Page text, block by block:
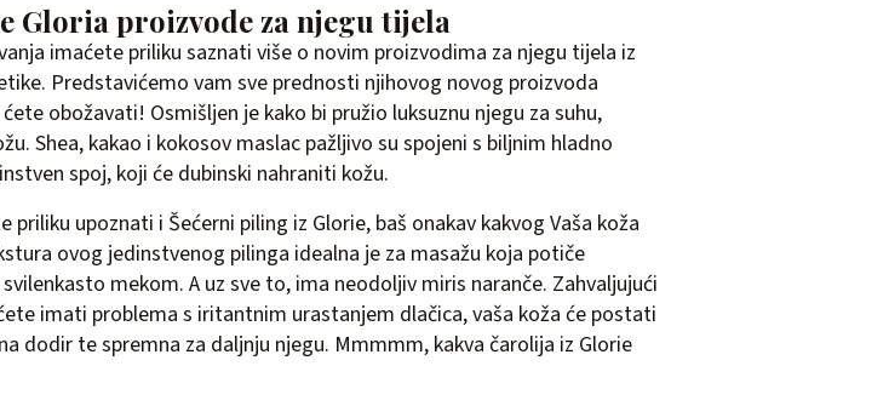
Gloria proizvode za njegu tijela
imaćete priliku saznati više o novim proizvodima za njegu tijela iz
Predstavićemo vam sve prednosti njihovog novog proizvoda
obožavati! Osmišljen je kako bi pružio luksuznu njegu za suhu,
Shea, kakao i kokosov maslac pažljivo su spojeni s biljnim hladno
spoj, koji će dubinski nahraniti kožu.
priliku upoznati i Šećerni piling iz Glorie, baš onakav kakvog Vaša koža
ovog jedinstvenog pilinga idealna je za masažu koja potiče
mekom. A uz sve to, ima neodoljiv miris naranče. Zahvaljujući
imati problema s iritantnim urastanjem dlačica, vaša koža će postati
dodir te spremna za daljnju njegu. Mmmmm, kakva čarolija iz Glorie